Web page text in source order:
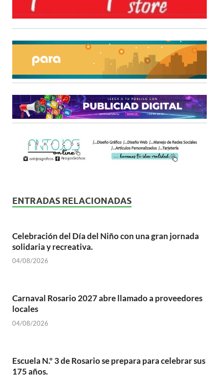
ENTRADAS RELACIONADAS
Celebración del Día del Niño con una gran jornada
solidaria y recreativa.
04/08/2026
Carnaval Rosario 2027 abre llamado a proveedores
locales
04/08/2026
Escuela N.º 3 de Rosario se prepara para celebrar sus
175 años.